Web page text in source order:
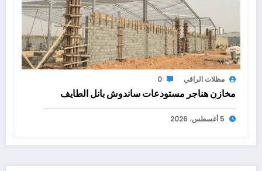
مظلات الراقي 0
مخازن هناجر مستودعات ساندوش بانل الطايف
5 أغسطس، 2026